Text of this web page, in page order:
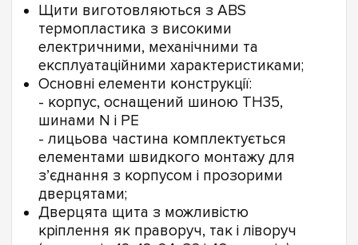
Щити виготовляються з ABS
термопластика з високими
електричними, механічними та
експлуатаційними характеристиками;
Основні елементи конструкції:
- корпус, оснащений шиною TH35,
шинами N і PE
- лицьова частина комплектується
елементами швидкого монтажу для
з’єднання з корпусом і прозорими
дверцятами;
Дверцята щита з можливістю
кріплення як праворуч, так і ліворуч